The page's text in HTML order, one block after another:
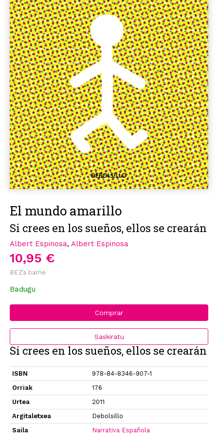
El mundo amarillo
Si crees en los sueños, ellos se crearán
Albert Espinosa, Albert Espinosa
10,95 €
BEZa barne
Badugu
Comprar
Saskiratu
Si crees en los sueños, ellos se crearán
ISBN
978-84-8346-907-1
Orriak
176
Urtea
2011
Argitaletxea
Debolsillo
Saila
Narrativa Española